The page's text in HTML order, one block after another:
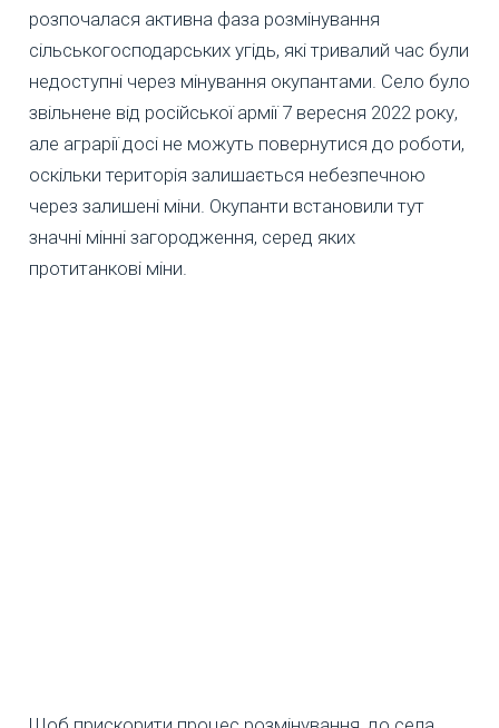
розпочалася активна фаза розмінування
сільськогосподарських угідь, які тривалий час були
недоступні через мінування окупантами. Село було
звільнене від російської армії 7 вересня 2022 року,
але аграрії досі не можуть повернутися до роботи,
оскільки територія залишається небезпечною
через залишені міни. Окупанти встановили тут
значні мінні загородження, серед яких
протитанкові міни.